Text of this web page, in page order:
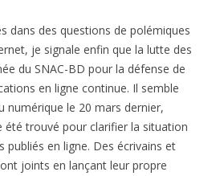
dans des questions de polémiques
je signale enfin que la lutte des
du SNAC-BD pour la défense de
en ligne continue. Il semble
numérique le 20 mars dernier,
été trouvé pour clarifier la situation
publiés en ligne. Des écrivains et
joints en lançant leur propre